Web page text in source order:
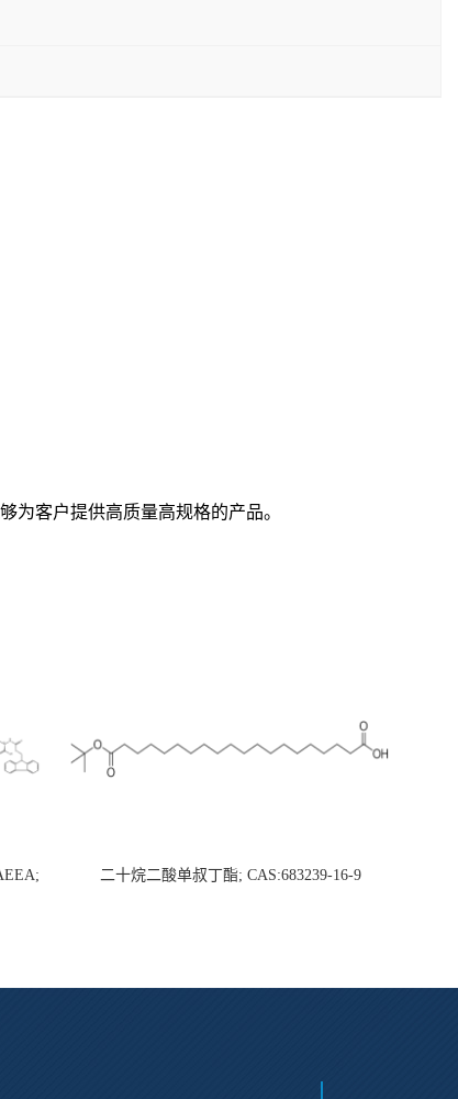
为客户提供高质量高规格的产品。
二十烷二酸单叔丁酯; CAS:683239-16-9